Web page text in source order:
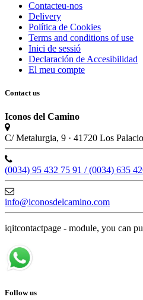
Contacteu-nos
Delivery
Política de Cookies
Terms and conditions of use
Inici de sessió
Declaración de Accesibilidad
El meu compte
Contact us
Iconos del Camino
C/ Metalurgia, 9 · 41720 Los
(0034) 95 432 75 91 / (0034) 635
info@iconosdelcamino.com
iqitcontactpage - module, you can
Follow us